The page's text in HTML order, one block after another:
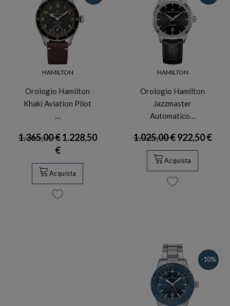
HAMILTON
Orologio Hamilton
Khaki Aviation Pilot
…
1.365,00 €1.228,50
€
Acquista
HAMILTON
Orologio Hamilton
Jazzmaster
Automatico…
1.025,00 €922,50 €
Acquista
-10%